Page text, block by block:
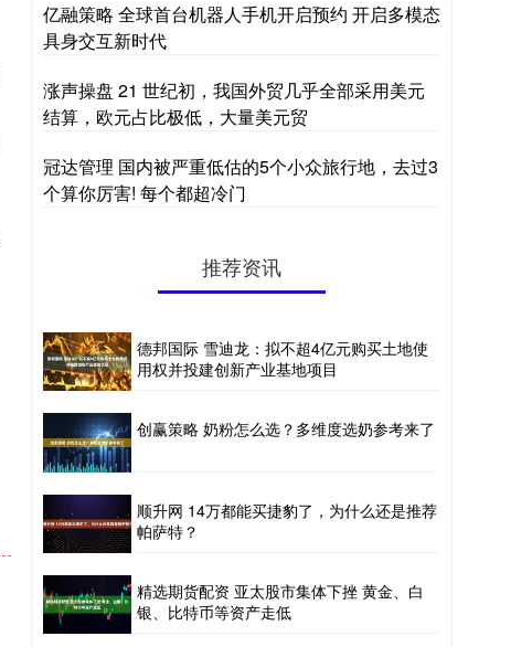
亿融策略 全球首台机器人手机开启预约 开启多模态
具身交互新时代
涨声操盘 21 世纪初，我国外贸几乎全部采用美元
结算，欧元占比极低，大量美元贸
冠达管理 国内被严重低估的5个小众旅行地，去过3
个算你厉害! 每个都超冷门
推荐资讯
德邦国际 雪迪龙：拟不超4亿元购买土地使
用权并投建创新产业基地项目
创赢策略 奶粉怎么选？多维度选奶参考来了
顺升网 14万都能买捷豹了，为什么还是推荐
帕萨特？
精选期货配资 亚太股市集体下挫 黄金、白
银、比特币等资产走低